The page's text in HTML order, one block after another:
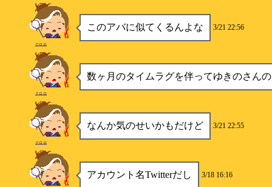
このアバに似てくるんよな 3/21 22:56
クロロ
数ヶ月のタイムラグを伴ってゆきのさん
クロロ
なんか気のせいかもだけど 3/21 22:55
クロロ
アカウント名Twitterだし 3/18 16:16